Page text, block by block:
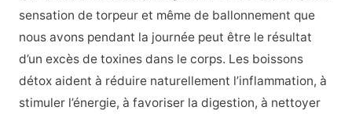
sensation de torpeur et même de ballonnement que
nous avons pendant la journée peut être le résultat
d’un excès de toxines dans le corps. Les boissons
détox aident à réduire naturellement l’inflammation, à
stimuler l’énergie, à favoriser la digestion, à nettoyer